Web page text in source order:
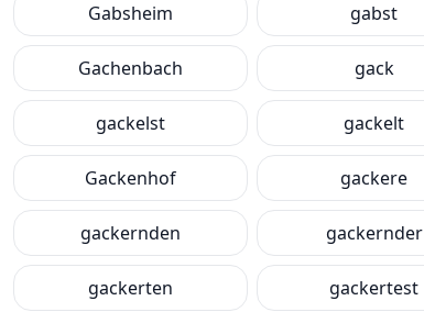
Gabsheim gabst
Gachenbach gack
gackelst gackelt
Gackenhof gackere
gackernden gackernder
gackerten gackertest